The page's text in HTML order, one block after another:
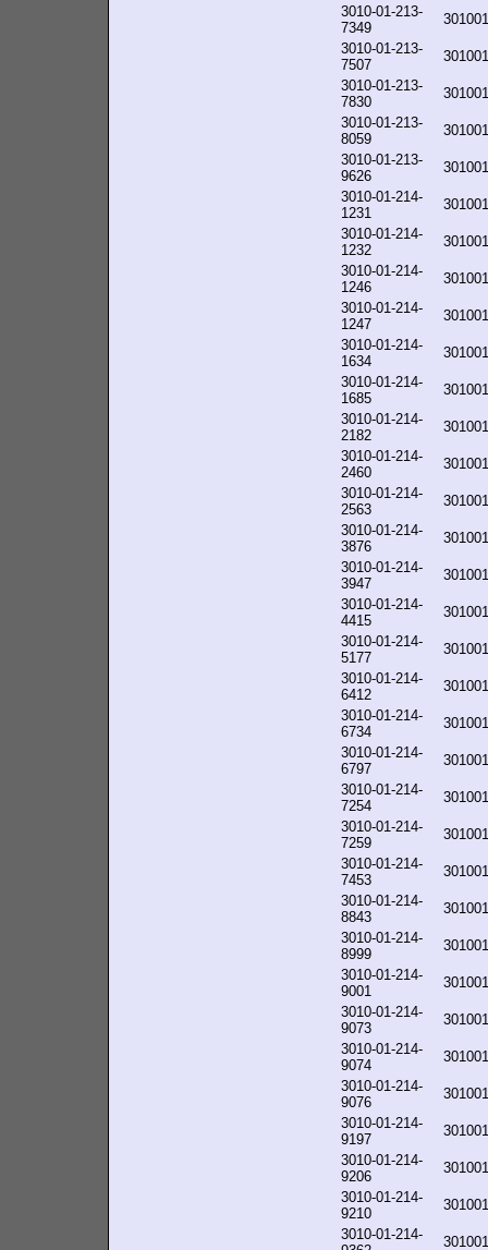
3010-01-213-
7349
3010-01-213-
7507
3010-01-213-
7830
3010-01-213-
8059
3010-01-213-
9626
3010-01-214-
1231
3010-01-214-
1232
3010-01-214-
1246
3010-01-214-
1247
3010-01-214-
1634
3010-01-214-
1685
3010-01-214-
2182
3010-01-214-
2460
3010-01-214-
2563
3010-01-214-
3876
3010-01-214-
3947
3010-01-214-
4415
3010-01-214-
5177
3010-01-214-
6412
3010-01-214-
6734
3010-01-214-
6797
3010-01-214-
7254
3010-01-214-
7259
3010-01-214-
7453
3010-01-214-
8843
3010-01-214-
8999
3010-01-214-
9001
3010-01-214-
9073
3010-01-214-
9074
3010-01-214-
9076
3010-01-214-
9197
3010-01-214-
9206
3010-01-214-
9210
3010-01-214-